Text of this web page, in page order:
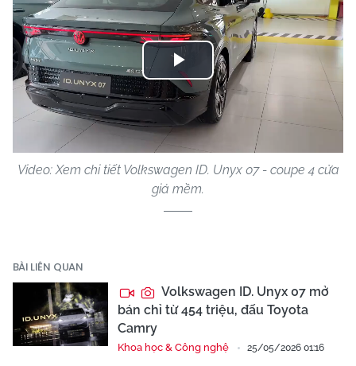
Play
Video
Video: Xem chi tiết Volkswagen ID. Unyx 07 - coupe 4 cửa
giá mềm.
BÀI LIÊN QUAN
Volkswagen ID. Unyx 07 mở
bán chỉ từ 454 triệu, đấu Toyota
Camry
Khoa học & Công nghệ 25/05/2026 01:16